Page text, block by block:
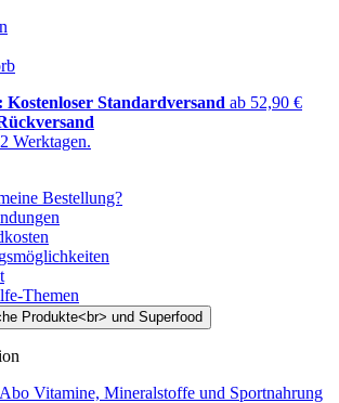
Kostenloser Standardversand ab 52,90 €
Werktagen.
Bestellung?
Themen
Vitamine, Mineralstoffe und Sportnahrung